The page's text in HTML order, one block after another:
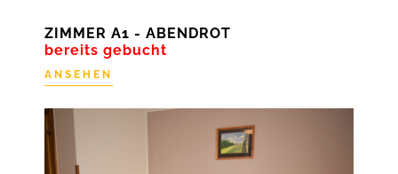
ZIMMER A1 - ABENDROT
bereits gebucht
ANSEHEN